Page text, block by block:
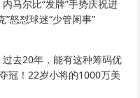
马尔比“发牌”手势庆祝进
”怒怼球迷“少管闲事”
去20年，能有这种筹码优
冠！22岁小将的1000万美